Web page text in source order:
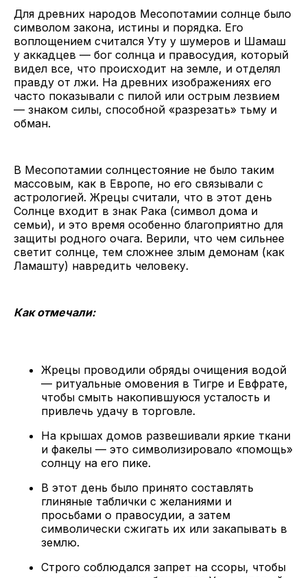
Для древних народов Месопотамии солнце было
символом закона, истины и порядка. Его
воплощением считался Уту у шумеров и Шамаш
у аккадцев — бог солнца и правосудия, который
видел все, что происходит на земле, и отделял
правду от лжи. На древних изображениях его
часто показывали с пилой или острым лезвием
— знаком силы, способной «разрезать» тьму и
обман.
В Месопотамии солнцестояние не было таким
массовым, как в Европе, но его связывали с
астрологией. Жрецы считали, что в этот день
Солнце входит в знак Рака (символ дома и
семьи), и это время особенно благоприятно для
защиты родного очага. Верили, что чем сильнее
светит солнце, тем сложнее злым демонам (как
Ламашту) навредить человеку.
Как отмечали:
Жрецы проводили обряды очищения водой
— ритуальные омовения в Тигре и Евфрате,
чтобы смыть накопившуюся усталость и
привлечь удачу в торговле.
На крышах домов развешивали яркие ткани
и факелы — это символизировало «помощь»
солнцу на его пике.
В этот день было принято составлять
глиняные таблички с желаниями и
просьбами о правосудии, а затем
символически сжигать их или закапывать в
землю.
Строго соблюдался запрет на ссоры, чтобы